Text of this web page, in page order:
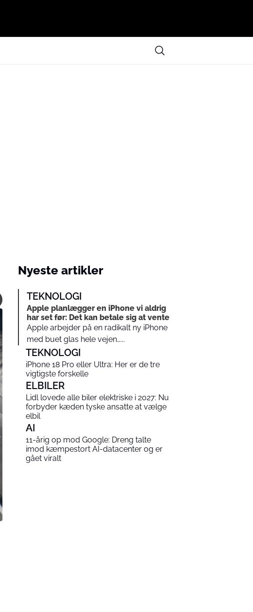
Nyeste artikler
TEKNOLOGI
Apple planlægger en iPhone vi aldrig
har set før: Det kan betale sig at vente
Apple arbejder på en radikalt ny iPhone
med buet glas hele vejen…...
TEKNOLOGI
iPhone 18 Pro eller Ultra: Her er de tre
vigtigste forskelle
ELBILER
Lidl lovede alle biler elektriske i 2027: Nu
forbyder kæden tyske ansatte at vælge
elbil
AI
11-årig op mod Google: Dreng talte
imod kæmpestort AI-datacenter og er
gået viralt